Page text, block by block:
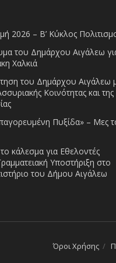
2026 – Β’ Κύκλος
του Δημάρχου Αιγάλεω
Χαλκιά
του Δημάρχου Αιγάλεω
Κοινότητας και της
Πυξίδα» – Μες
κάλεσμα για Εθελοντές
Υποστήριξη στο
του Δήμου Αιγάλεω
Όροι Χρήσης